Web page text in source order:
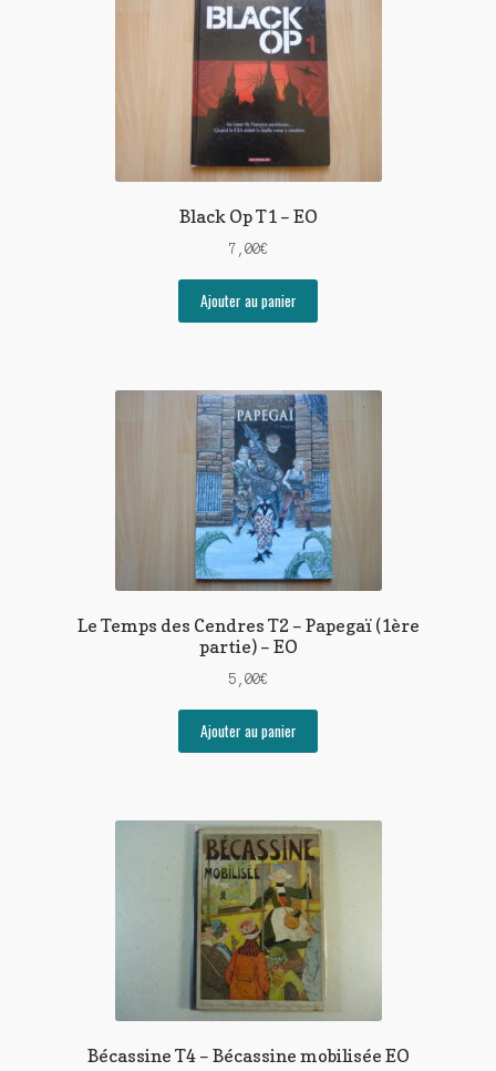
Black Op T1 – EO
7,00€
Ajouter au panier
Le Temps des Cendres T2 – Papegaï (1ère
partie) – EO
5,00€
Ajouter au panier
Bécassine T4 – Bécassine mobilisée EO